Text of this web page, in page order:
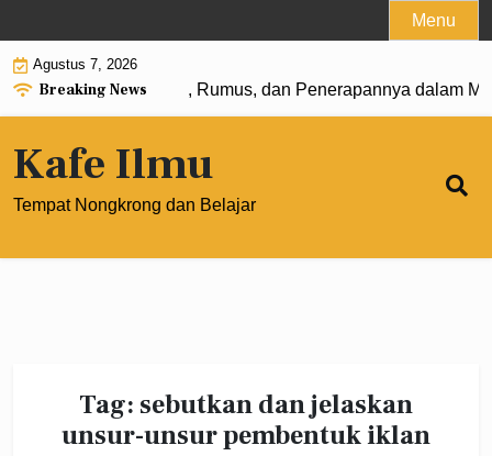
to
content
Menu
Agustus 7, 2026
Breaking News
0: Pengertian, Rumus, dan Penerapannya dalam
Kafe Ilmu
Tempat Nongkrong dan Belajar
Tag: sebutkan dan jelaskan
unsur-unsur pembentuk iklan